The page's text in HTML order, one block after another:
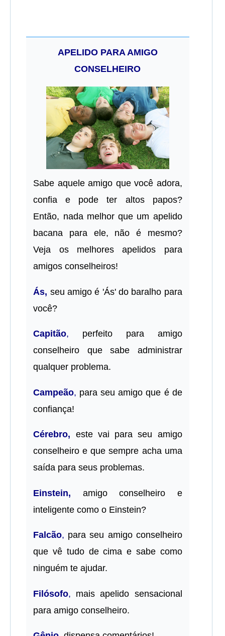
APELIDO PARA AMIGO
CONSELHEIRO
Sabe aquele amigo que você adora,
confia e pode ter altos papos?
Então, nada melhor que um apelido
bacana para ele, não é mesmo?
Veja os melhores apelidos para
amigos conselheiros!
Ás, seu amigo é 'Ás' do baralho para
você?
Capitão, perfeito para amigo
conselheiro que sabe administrar
qualquer problema.
Campeão, para seu amigo que é de
confiança!
Cérebro, este vai para seu amigo
conselheiro e que sempre acha uma
saída para seus problemas.
Einstein,
amigo conselheiro e
inteligente como o Einstein?
Falcão, para seu amigo conselheiro
que vê tudo de cima e sabe como
ninguém te ajudar.
Filósofo, mais apelido sensacional
para amigo conselheiro.